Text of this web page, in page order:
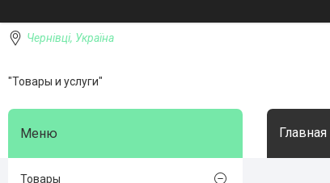
Чернівці, Україна
"Товары и услуги"
Главная
Товары